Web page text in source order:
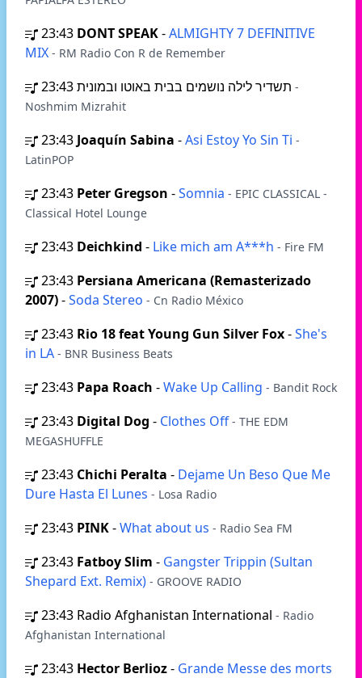
23:43 DONT SPEAK-ALMIGHTY 7 DEFINITIVE
MIX - RM Radio Con R de Remember
23:43
-
Noshmim Mizrahit
23:43 Joaquín Sabina -Asi Estoy Yo Sin Ti -
LatinPOP
23:43 Peter Gregson -Somnia - EPIC CLASSICAL -
Classical Hotel Lounge
23:43 Deichkind - Like mich am A***h - Fire FM
23:43 Persiana Americana (Remasterizado
2007)-Soda Stereo - Cn Radio México
23:43 Rio 18 feat Young Gun Silver Fox-She's
in LA - BNR Business Beats
23:43 Papa Roach -Wake Up Calling - Bandit Rock
23:43 Digital Dog - Clothes Off- THE EDM
MEGASHUFFLE
23:43 Chichi Peralta - Dejame Un Beso Que Me
Dure Hasta El Lunes - Losa Radio
23:43 PINK-What about us - Radio Sea FM
23:43 Fatboy Slim - Gangster Trippin (Sultan
Shepard Ext. Remix) - GROOVE RADIO
23:43 Radio Afghanistan International - Radio
Afghanistan International
23:43 Hector Berlioz- Grande Messe des morts